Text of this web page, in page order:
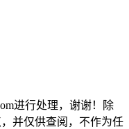
进行处理，谢谢！除
并仅供查阅，不作为任